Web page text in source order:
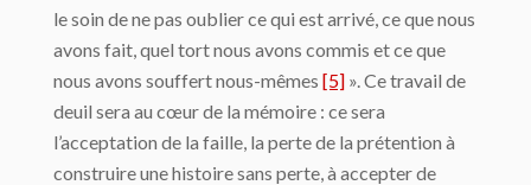
le soin de ne pas oublier ce qui est arrivé, ce que nous
avons fait, quel tort nous avons commis et ce que
nous avons souffert nous-mêmes [5] ». Ce travail de
deuil sera au cœur de la mémoire : ce sera
l’acceptation de la faille, la perte de la prétention à
construire une histoire sans perte, à accepter de